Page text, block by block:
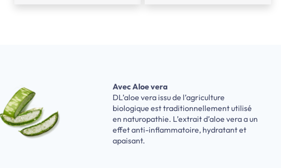
Avec Aloe vera
DL’aloe vera issu de l’agriculture
biologique est traditionnellement utilisé
en naturopathie. L’extrait d’aloe vera a un
effet anti-inflammatoire, hydratant et
apaisant.